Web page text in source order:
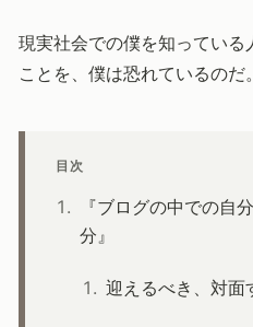
現実社会での僕を知っている
ことを、僕は恐れているのだ。
目次
『ブログの中での自
分』
迎えるべき、対面